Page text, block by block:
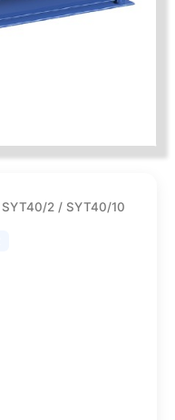
SYT40/2 / SYT40/10